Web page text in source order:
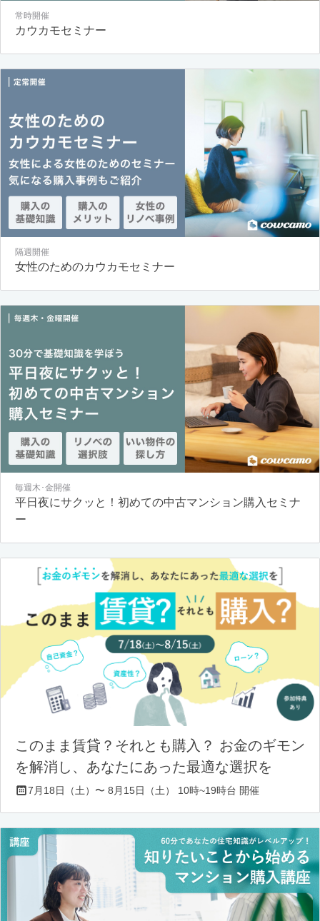
常時開催
カウカモセミナー
隔週開催
女性のためのカウカモセミナー
毎週木･金開催
平日夜にサクッと！初めての中古マンション購入セミナ
ー
このまま賃貸？それとも購入？ お金のギモン
を解消し、あなたにあった最適な選択を
7月18日（土）〜 8月15日（土） 10時~19時台 開催